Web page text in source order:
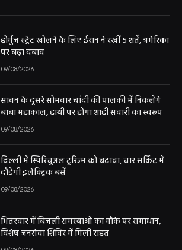
होर्मुज स्ट्रेट खोलने के लिए ईरान ने रखीं 5 शर्तें, अमेरिका
पर बढ़ा दबाव
09/08/2026
सावन के दूसरे सोमवार चांदी की पालकी में निकलेंगे
बाबा महाकाल, हाथी पर होगा शाही सवारी का स्वरूप
09/08/2026
दिल्ली में स्पिरिचुअल टूरिज्म को बढ़ावा, चार सर्किट में
दौड़ेंगी इलेक्ट्रिक बसें
09/08/2026
भितरवार में बिजली समस्याओं का मौके पर समाधान,
विशेष जनसेवा शिविर में मिली राहत